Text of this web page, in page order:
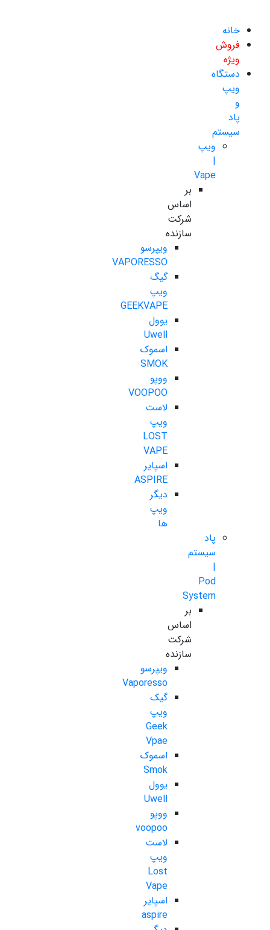
خانه
فروش
ویژه
دستگاه
ویپ
و
پاد
سیستم
ویپ
|
Vape
بر
اساس
شرکت
سازنده
ویپرسو
VAPORESSO
گیگ
ویپ
GEEKVAPE
یوول
Uwell
اسموک
SMOK
ووپو
VOOPOO
لاست
ویپ
LOST
VAPE
اسپایر
ASPIRE
دیگر
ویپ
ها
پاد
سیستم
|
Pod
System
بر
اساس
شرکت
سازنده
ویپرسو
Vaporesso
گیک
ویپ
Geek
Vpae
اسموک
Smok
یوول
Uwell
ووپو
voopoo
لاست
ویپ
Lost
Vape
اسپایر
aspire